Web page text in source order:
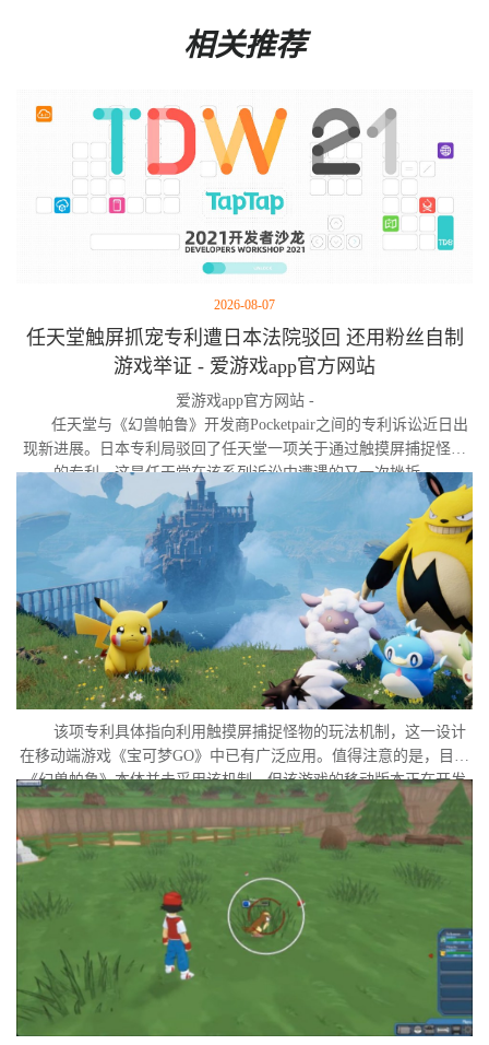
相关推荐
2026-08-07
任天堂触屏抓宠专利遭日本法院驳回 还用粉丝自制
游戏举证 - 爱游戏app官方网站
爱游戏app官方网站 -
任天堂与《幻兽帕鲁》开发商Pocketpair之间的专利诉讼近日出
现新进展。日本专利局驳回了任天堂一项关于通过触摸屏捕捉怪物
的专利，这是任天堂在该系列诉讼中遭遇的又一次挫折。
该项专利具体指向利用触摸屏捕捉怪物的玩法机制，这一设计
在移动端游戏《宝可梦GO》中已有广泛应用。值得注意的是，目前
《幻兽帕鲁》本体并未采用该机制，但该游戏的移动版本正在开发
中。外界普遍认为，这很可能是任天堂在当前时间点针对此项专利
发起诉讼的直接原因。